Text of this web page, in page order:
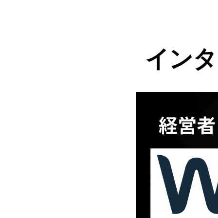
イン
ュー